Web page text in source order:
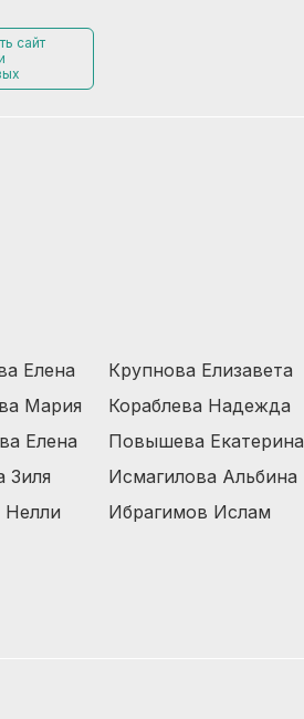
сайт
Елена
Мария
Елена
Зиля
Нелли
Крупнова Елизавета
Кораблева Надежда
Повышева Екатерина
Исмагилова Альбина
Ибрагимов Ислам